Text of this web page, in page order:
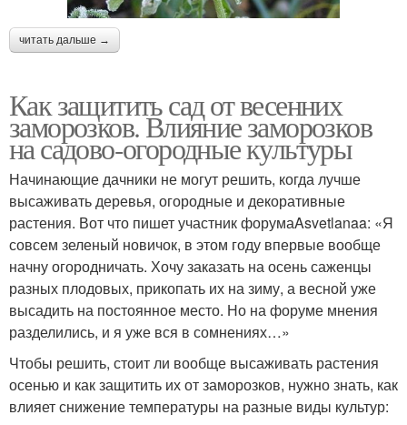
читать дальше →
Как защитить сад от весенних
заморозков. Влияние заморозков
на садово-огородные культуры
Начинающие дачники не могут решить, когда лучше
высаживать деревья, огородные и декоративные
растения. Вот что пишет участник форумаAsvetlanaa: «Я
совсем зеленый новичок, в этом году впервые вообще
начну огородничать. Хочу заказать на осень саженцы
разных плодовых, прикопать их на зиму, а весной уже
высадить на постоянное место. Но на форуме мнения
разделились, и я уже вся в сомнениях…»
Чтобы решить, стоит ли вообще высаживать растения
осенью и как защитить их от заморозков, нужно знать, как
влияет снижение температуры на разные виды культур: